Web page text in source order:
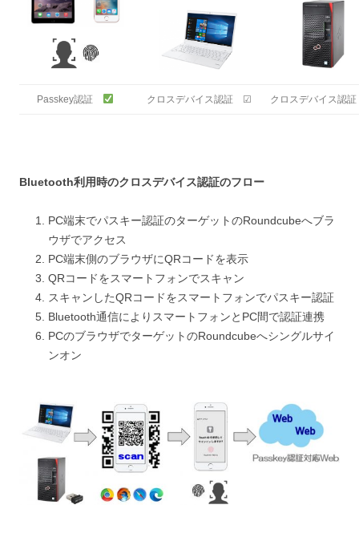
Passkey認証 クロスデバイス認証 ☑ クロスデバイス認
Bluetooth利用時のクロスデバイス認証のフロー
PC端末でパスキー認証のターゲットのRoundcubeへブラ
ウザでアクセス
PC端末側のブラウザにQRコードを表示
QRコードをスマートフォンでスキャン
スキャンしたQRコードをスマートフォンでパスキー認証
Bluetooth通信によりスマートフォンとPC間で認証連携
PCのブラウザでターゲットのRoundcubeへシングルサイ
ンオン